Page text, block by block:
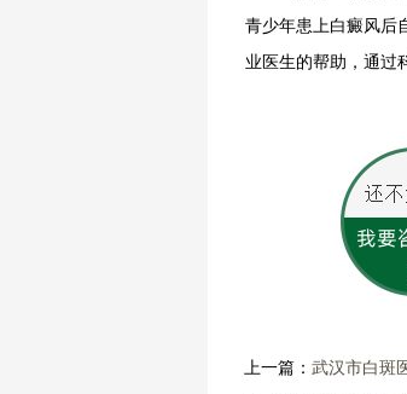
青少年患上白癜风后
业医生的帮助，通过
上一篇： 武汉市白斑